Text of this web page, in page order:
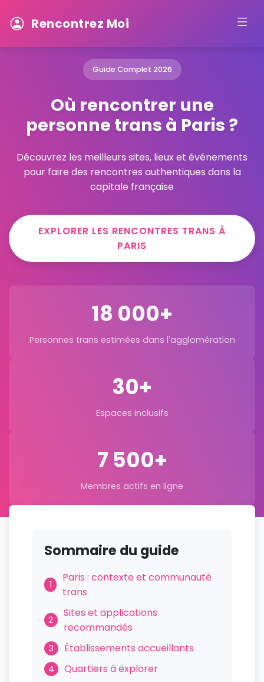
Rencontrez Moi
Guide Complet 2026
Où rencontrer une
personne trans à Paris ?
Découvrez les meilleurs sites, lieux et événements
pour faire des rencontres authentiques dans la
capitale française
EXPLORER LES RENCONTRES TRANS À
PARIS
18 000+
Personnes trans estimées dans l'agglomération
30+
Espaces inclusifs
7 500+
Membres actifs en ligne
Sommaire du guide
1
Paris : contexte et communauté
trans
2
Sites et applications
recommandés
3 Établissements accueillants
4 Quartiers à explorer